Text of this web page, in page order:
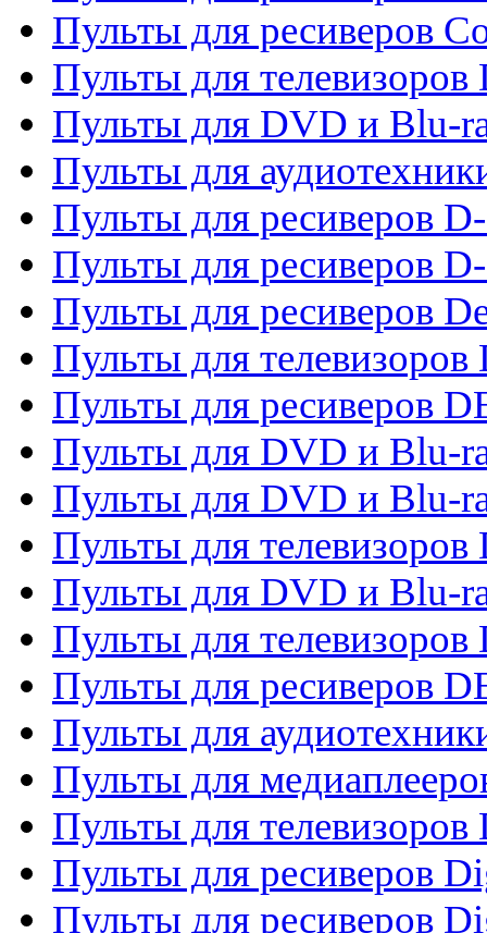
Пульты для ресиверов
Пульты для телевизоров
Пульты для DVD и Blu-
Пульты для
Пульты для ресиверов
Пульты для ресиверов
Пульты для ресиверов
Пульты для телевизоров
Пульты для ресиверов
Пульты для DVD и Blu-
Пульты для DVD и Blu-
Пульты для
Пульты для DVD и Blu-
Пульты для телевизоров
Пульты для ресиверов
Пульты для
Пульты для
Пульты для телевизоров
Пульты для ресиверов
Пульты для ресиверов